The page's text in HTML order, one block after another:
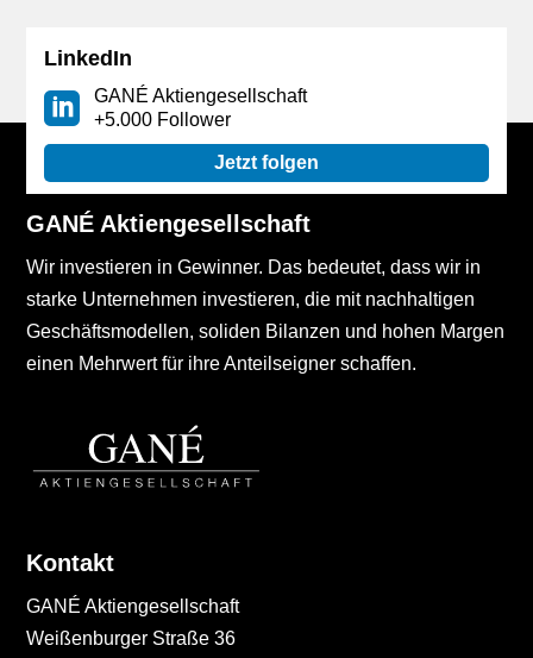
LinkedIn
GANÉ Aktiengesellschaft
+5.000 Follower
Jetzt folgen
GANÉ Aktiengesellschaft
Wir investieren in Gewinner. Das bedeutet, dass wir in
starke Unternehmen investieren, die mit nachhaltigen
Geschäftsmodellen, soliden Bilanzen und hohen Margen
einen Mehrwert für ihre Anteilseigner schaffen.
Kontakt
GANÉ Aktiengesellschaft
Weißenburger Straße 36